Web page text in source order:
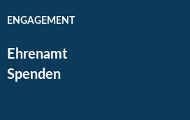
ENGAGEMENT
Ehrenamt
Spenden